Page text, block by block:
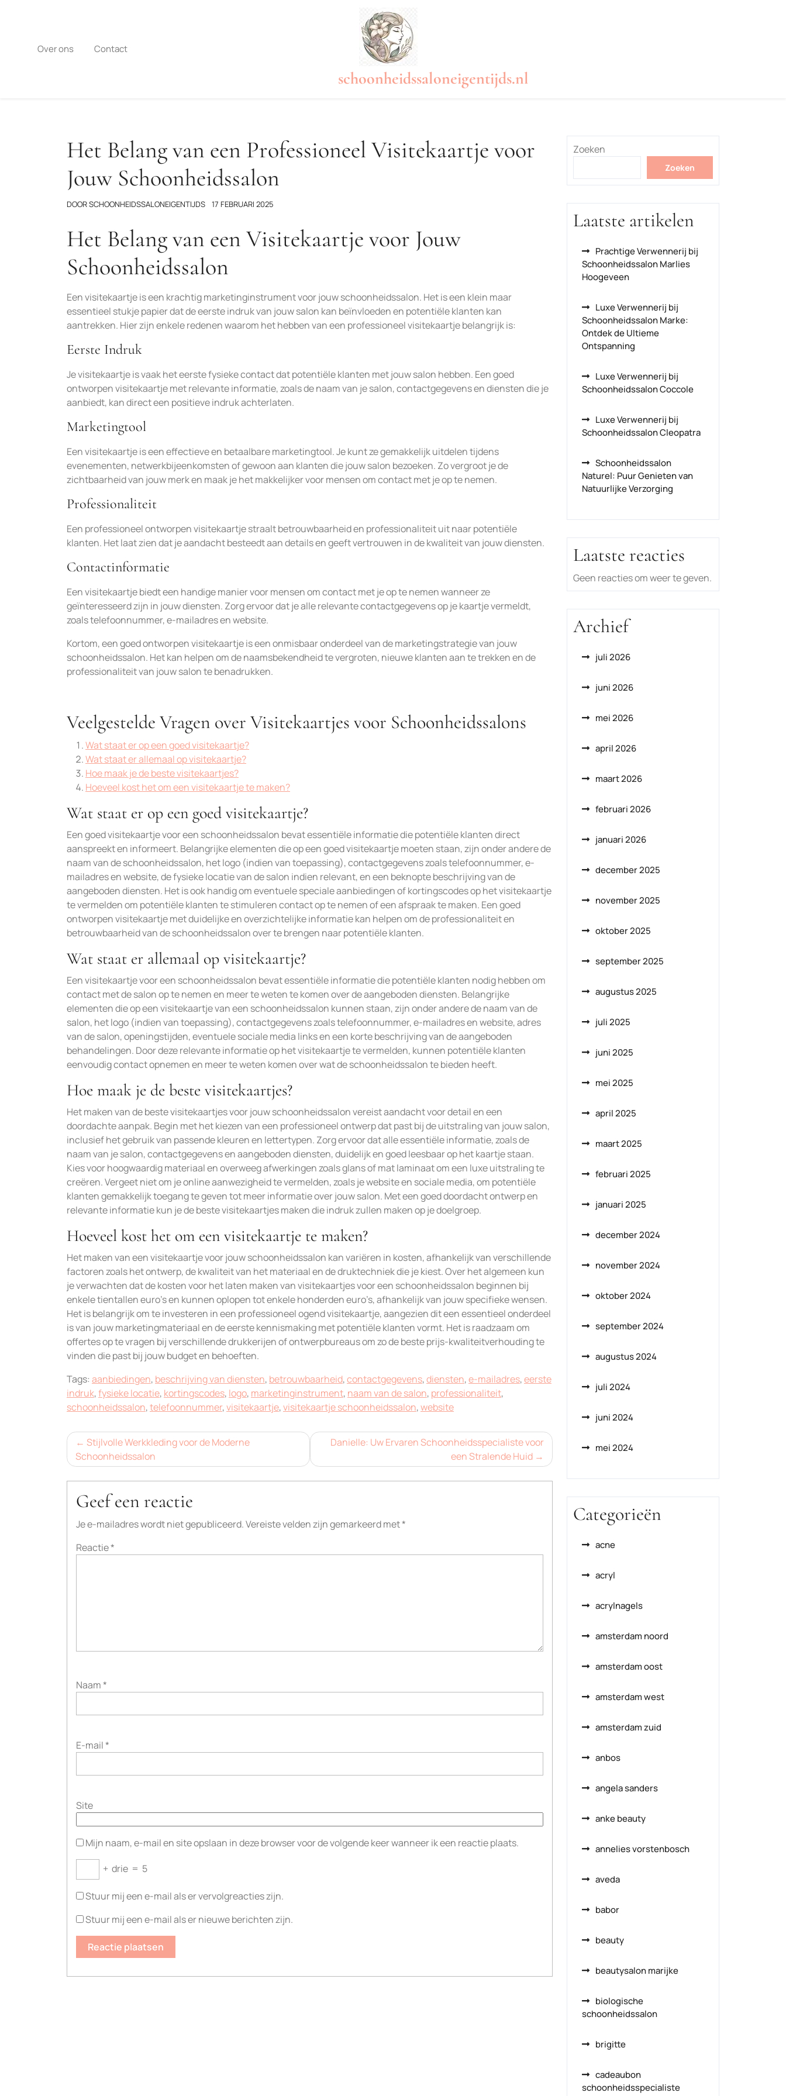
Over ons Contact
schoonheidssaloneigentijds.nl
Het Belang van een Professioneel Visitekaartje voor
Jouw Schoonheidssalon
DOORSCHOONHEIDSSALONEIGENTIJDS 17 FEBRUARI 2025
Het Belang van een Visitekaartje voor Jouw
Schoonheidssalon
Een visitekaartje is een krachtig marketinginstrument voor jouw schoonheidssalon. Het is een klein maar
essentieel stukje papier dat de eerste indruk van jouw salon kan beïnvloeden en potentiële klanten kan
aantrekken. Hier zijn enkele redenen waarom het hebben van een professioneel visitekaartje belangrijk is:
Eerste Indruk
Je visitekaartje is vaak het eerste fysieke contact dat potentiële klanten met jouw salon hebben. Een goed
ontworpen visitekaartje met relevante informatie, zoals de naam van je salon, contactgegevens en diensten die je
aanbiedt, kan direct een positieve indruk achterlaten.
Marketingtool
Een visitekaartje is een effectieve en betaalbare marketingtool. Je kunt ze gemakkelijk uitdelen tijdens
evenementen, netwerkbijeenkomsten of gewoon aan klanten die jouw salon bezoeken. Zo vergroot je de
zichtbaarheid van jouw merk en maak je het makkelijker voor mensen om contact met je op te nemen.
Professionaliteit
Een professioneel ontworpen visitekaartje straalt betrouwbaarheid en professionaliteit uit naar potentiële
klanten. Het laat zien dat je aandacht besteedt aan details en geeft vertrouwen in de kwaliteit van jouw diensten.
Contactinformatie
Een visitekaartje biedt een handige manier voor mensen om contact met je op te nemen wanneer ze
geïnteresseerd zijn in jouw diensten. Zorg ervoor dat je alle relevante contactgegevens op je kaartje vermeldt,
zoals telefoonnummer, e-mailadres en website.
Kortom, een goed ontworpen visitekaartje is een onmisbaar onderdeel van de marketingstrategie van jouw
schoonheidssalon. Het kan helpen om de naamsbekendheid te vergroten, nieuwe klanten aan te trekken en de
professionaliteit van jouw salon te benadrukken.
Veelgestelde Vragen over Visitekaartjes voor Schoonheidssalons
Wat staat er op een goed visitekaartje?
Wat staat er allemaal op visitekaartje?
Hoe maak je de beste visitekaartjes?
Hoeveel kost het om een visitekaartje te maken?
Wat staat er op een goed visitekaartje?
Een goed visitekaartje voor een schoonheidssalon bevat essentiële informatie die potentiële klanten direct
aanspreekt en informeert. Belangrijke elementen die op een goed visitekaartje moeten staan, zijn onder andere de
naam van de schoonheidssalon, het logo (indien van toepassing), contactgegevens zoals telefoonnummer, e-
mailadres en website, de fysieke locatie van de salon indien relevant, en een beknopte beschrijving van de
aangeboden diensten. Het is ook handig om eventuele speciale aanbiedingen of kortingscodes op het visitekaartje
te vermelden om potentiële klanten te stimuleren contact op te nemen of een afspraak te maken. Een goed
ontworpen visitekaartje met duidelijke en overzichtelijke informatie kan helpen om de professionaliteit en
betrouwbaarheid van de schoonheidssalon over te brengen naar potentiële klanten.
Wat staat er allemaal op visitekaartje?
Een visitekaartje voor een schoonheidssalon bevat essentiële informatie die potentiële klanten nodig hebben om
contact met de salon op te nemen en meer te weten te komen over de aangeboden diensten. Belangrijke
elementen die op een visitekaartje van een schoonheidssalon kunnen staan, zijn onder andere de naam van de
salon, het logo (indien van toepassing), contactgegevens zoals telefoonnummer, e-mailadres en website, adres
van de salon, openingstijden, eventuele sociale media links en een korte beschrijving van de aangeboden
behandelingen. Door deze relevante informatie op het visitekaartje te vermelden, kunnen potentiële klanten
eenvoudig contact opnemen en meer te weten komen over wat de schoonheidssalon te bieden heeft.
Hoe maak je de beste visitekaartjes?
Het maken van de beste visitekaartjes voor jouw schoonheidssalon vereist aandacht voor detail en een
doordachte aanpak. Begin met het kiezen van een professioneel ontwerp dat past bij de uitstraling van jouw salon,
inclusief het gebruik van passende kleuren en lettertypen. Zorg ervoor dat alle essentiële informatie, zoals de
naam van je salon, contactgegevens en aangeboden diensten, duidelijk en goed leesbaar op het kaartje staan.
Kies voor hoogwaardig materiaal en overweeg afwerkingen zoals glans of mat laminaat om een luxe uitstraling te
creëren. Vergeet niet om je online aanwezigheid te vermelden, zoals je website en sociale media, om potentiële
klanten gemakkelijk toegang te geven tot meer informatie over jouw salon. Met een goed doordacht ontwerp en
relevante informatie kun je de beste visitekaartjes maken die indruk zullen maken op je doelgroep.
Hoeveel kost het om een visitekaartje te maken?
Het maken van een visitekaartje voor jouw schoonheidssalon kan variëren in kosten, afhankelijk van verschillende
factoren zoals het ontwerp, de kwaliteit van het materiaal en de druktechniek die je kiest. Over het algemeen kun
je verwachten dat de kosten voor het laten maken van visitekaartjes voor een schoonheidssalon beginnen bij
enkele tientallen euro’s en kunnen oplopen tot enkele honderden euro’s, afhankelijk van jouw specifieke wensen.
Het is belangrijk om te investeren in een professioneel ogend visitekaartje, aangezien dit een essentieel onderdeel
is van jouw marketingmateriaal en de eerste kennismaking met potentiële klanten vormt. Het is raadzaam om
offertes op te vragen bij verschillende drukkerijen of ontwerpbureaus om zo de beste prijs-kwaliteitverhouding te
vinden die past bij jouw budget en behoeften.
Tags: aanbiedingen, beschrijving van diensten, betrouwbaarheid,contactgegevens,diensten,e-mailadres,eerste
indruk,fysieke locatie, kortingscodes, logo, marketinginstrument, naam van de salon, professionaliteit,
schoonheidssalon,telefoonnummer,visitekaartje,visitekaartje schoonheidssalon,website
Bericht
navigatie
Stijlvolle Werkkleding voor de Moderne
Schoonheidssalon
Danielle: Uw Ervaren Schoonheidsspecialiste voor
een Stralende Huid
Geef een reactie
Je e-mailadres wordt niet gepubliceerd.Vereiste velden zijn gemarkeerd met*
Reactie*
Naam*
E-mail*
Site
Mijn naam, e-mail en site opslaan in deze browser voor de volgende keer wanneer ik een reactie plaats.
+ drie = 5
Stuur mij een e-mail als er vervolgreacties zijn.
Stuur mij een e-mail als er nieuwe berichten zijn.
Zoeken
Zoeken
Laatste artikelen
Prachtige Verwennerij bij
Schoonheidssalon Marlies
Hoogeveen
Luxe Verwennerij bij
Schoonheidssalon Marke:
Ontdek de Ultieme
Ontspanning
Luxe Verwennerij bij
Schoonheidssalon Coccole
Luxe Verwennerij bij
Schoonheidssalon Cleopatra
Schoonheidssalon
Naturel: Puur Genieten van
Natuurlijke Verzorging
Laatste reacties
Geen reacties om weer te geven.
Archief
juli 2026
juni 2026
mei 2026
april 2026
maart 2026
februari 2026
januari 2026
december 2025
november 2025
oktober 2025
september 2025
augustus 2025
juli 2025
juni 2025
mei 2025
april 2025
maart 2025
februari 2025
januari 2025
december 2024
november 2024
oktober 2024
september 2024
augustus 2024
juli 2024
juni 2024
mei 2024
Categorieën
acne
acryl
acrylnagels
amsterdam noord
amsterdam oost
amsterdam west
amsterdam zuid
anbos
angela sanders
anke beauty
annelies vorstenbosch
aveda
babor
beauty
beautysalon marijke
biologische
schoonheidssalon
brigitte
cadeaubon
schoonheidsspecialiste